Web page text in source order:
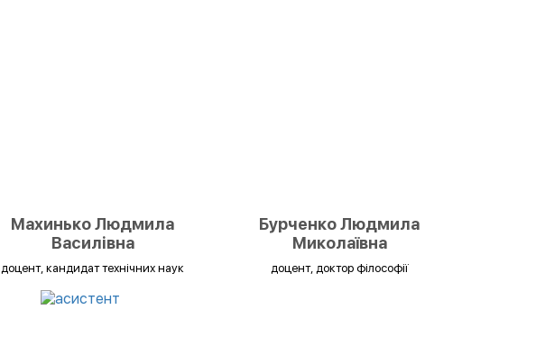
Махинько Людмила
Василівна
доцент, кандидат технічних наук
Бурченко Людмила
Миколаївна
доцент, доктор філософії